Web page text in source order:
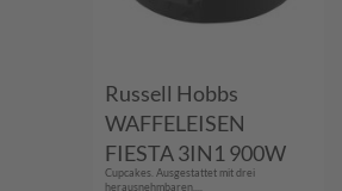
Russell Hobbs
WAFFELEISEN
FIESTA 3IN1 900W
(24620-56 SW/RO)
Cupcakes. Ausgestattet mit drei
herausnehmbaren,...